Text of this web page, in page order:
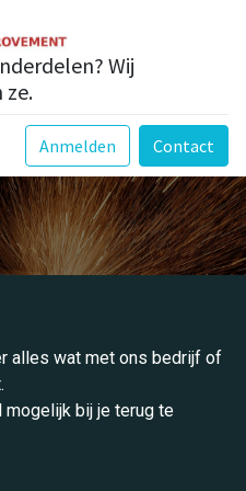
Wij
ze.
Anmelden Contact
alles wat met ons bedrijf of
bij je terug te